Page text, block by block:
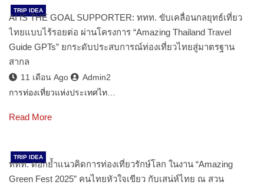
TRIP IDEA
AI IS THE GOAL SUPPORTER: ททท. ขับเคลื่อนกลยุทธ์เที่ยว
ไทยแบบไร้รอยต่อ ผ่านโครงการ “Amazing Thailand Travel
Guide GPTs” ยกระดับประสบการณ์ท่องเที่ยวไทยสู่มาตรฐาน
สากล
11 เดือน Ago
Admin2
การท่องเที่ยวแห่งประเทศไท…
Read More
TRIP IDEA
ททท. ตอกย้ำแนวคิดการท่องเที่ยวรักษ์โลก ในงาน “Amazing
Green Fest 2025” คนไทยหัวใจเขียว กับเสน่ห์ไทย ณ สวน